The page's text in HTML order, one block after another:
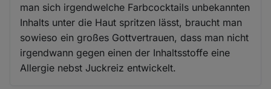
man sich irgendwelche Farbcocktails unbekannten
Inhalts unter die Haut spritzen lässt, braucht man
sowieso ein großes Gottvertrauen, dass man nicht
irgendwann gegen einen der Inhaltsstoffe eine
Allergie nebst Juckreiz entwickelt.